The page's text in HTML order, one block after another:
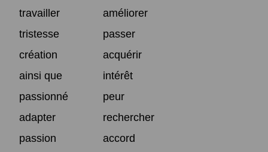
travailler
améliorer
tristesse
passer
création
acquérir
ainsi que
intérêt
passionné
peur
adapter
rechercher
passion
accord